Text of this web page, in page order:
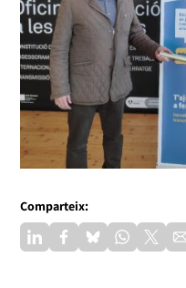
Comparteix: